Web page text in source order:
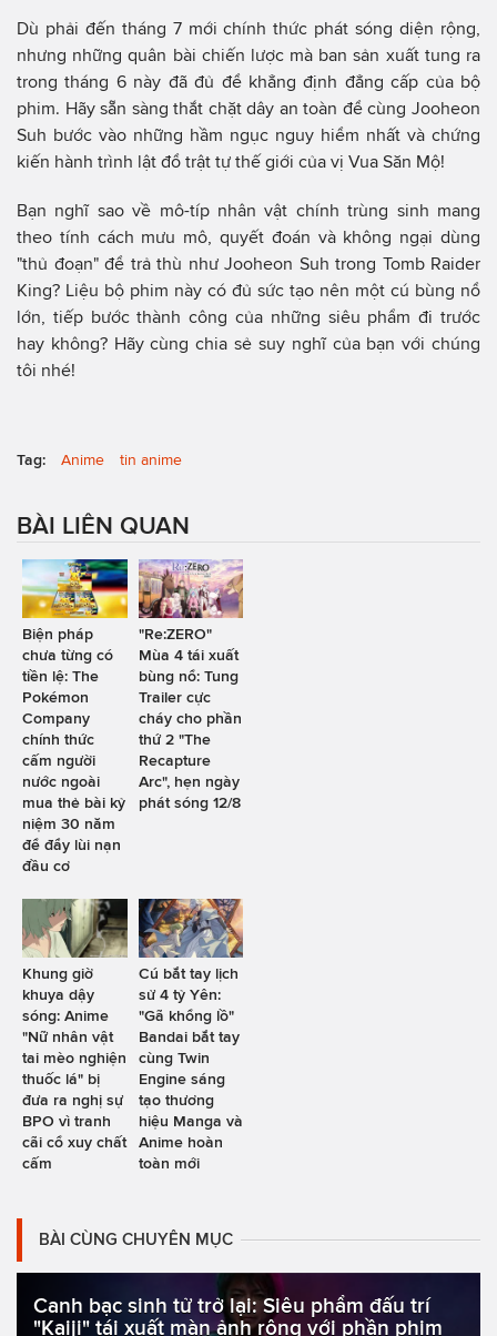
Dù phải đến tháng 7 mới chính thức phát sóng diện rộng,
nhưng những quân bài chiến lược mà ban sản xuất tung ra
trong tháng 6 này đã đủ để khẳng định đẳng cấp của bộ
phim. Hãy sẵn sàng thắt chặt dây an toàn để cùng Jooheon
Suh bước vào những hầm ngục nguy hiểm nhất và chứng
kiến hành trình lật đổ trật tự thế giới của vị Vua Săn Mộ!
Bạn nghĩ sao về mô-típ nhân vật chính trùng sinh mang
theo tính cách mưu mô, quyết đoán và không ngại dùng
"thủ đoạn" để trả thù như Jooheon Suh trong Tomb Raider
King? Liệu bộ phim này có đủ sức tạo nên một cú bùng nổ
lớn, tiếp bước thành công của những siêu phẩm đi trước
hay không? Hãy cùng chia sẻ suy nghĩ của bạn với chúng
tôi nhé!
Tag: Anime tin anime
BÀI LIÊN QUAN
Biện pháp
chưa từng có
tiền lệ: The
Pokémon
Company
chính thức
cấm người
nước ngoài
mua thẻ bài kỷ
niệm 30 năm
để đẩy lùi nạn
đầu cơ
"Re:ZERO"
Mùa 4 tái xuất
bùng nổ: Tung
Trailer cực
cháy cho phần
thứ 2 "The
Recapture
Arc", hẹn ngày
phát sóng 12/8
Khung giờ
khuya dậy
sóng: Anime
"Nữ nhân vật
tai mèo nghiện
thuốc lá" bị
đưa ra nghị sự
BPO vì tranh
cãi cổ xuy chất
cấm
Cú bắt tay lịch
sử 4 tỷ Yên:
"Gã khổng lồ"
Bandai bắt tay
cùng Twin
Engine sáng
tạo thương
hiệu Manga và
Anime hoàn
toàn mới
BÀI CÙNG CHUYÊN MỤC
Canh bạc sinh tử trở lại: Siêu phẩm đấu trí
"Kaiji" tái xuất màn ảnh rộng với phần phim